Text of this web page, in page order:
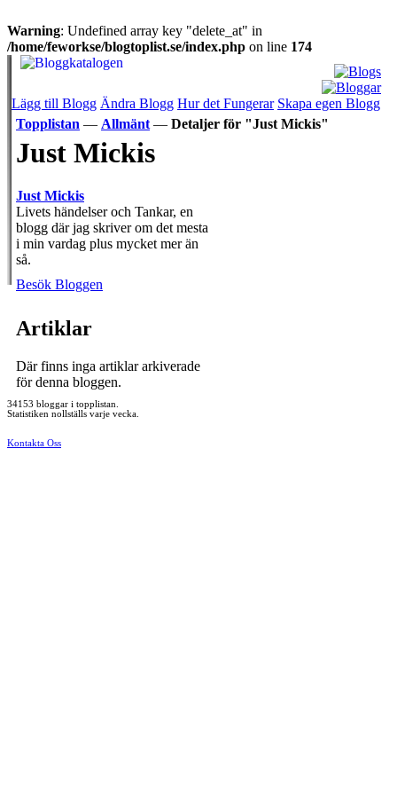
Warning: Undefined array key "delete_at" in
/home/feworkse/blogtoplist.se/index.php on line 174
Lägg till Blogg Ändra Blogg Hur det Fungerar Skapa egen Blogg
Topplistan — Allmänt — Detaljer för "Just Mickis"
Just Mickis
Just Mickis
Livets händelser och Tankar, en
blogg där jag skriver om det mesta
i min vardag plus mycket mer än
så.
Besök Bloggen
Artiklar
Där finns inga artiklar arkiverade
för denna bloggen.
34153 bloggar i topplistan.
Statistiken nollställs varje vecka.
Kontakta Oss